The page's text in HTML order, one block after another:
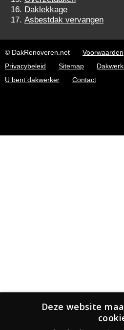
Daklekkage
Asbestdak vervangen
© DakRenoveren.net Voorwaarden
Privacybeleid
Sitemap
U bent dakwerker
Contact
Deze website